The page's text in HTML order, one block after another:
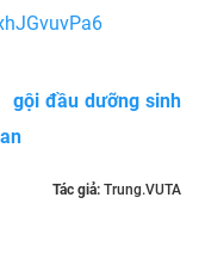
gội đầu dưỡng sinh
Tác giả: Trung.VUTA